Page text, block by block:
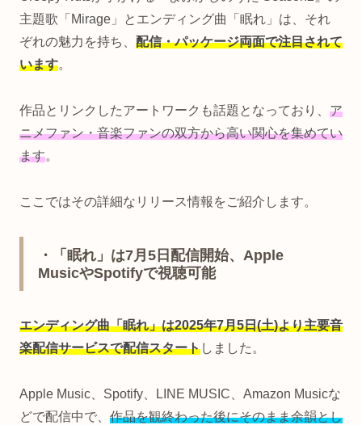
主題歌「Mirage」とエンディング曲「眠れ」は、それ
ぞれの魅力を持ち、 配信・パッケージ両面で注目されて
います。
作品とリンクしたアートワークも話題となっており、 ア
ニメファン・音楽ファンの双方から高い関心を集めてい
ます。
ここではその詳細なリリース情報をご紹介します。
・「眠れ」は7月5日配信開始、Apple
MusicやSpotifyで視聴可能
エンディング曲「眠れ」は2025年7月5日(土)より主要音
楽配信サービスで配信スタートしました。
Apple Music、Spotify、LINE MUSIC、Amazon Musicな
どで配信中で、 作品を観終わった後にそのまま余韻とし